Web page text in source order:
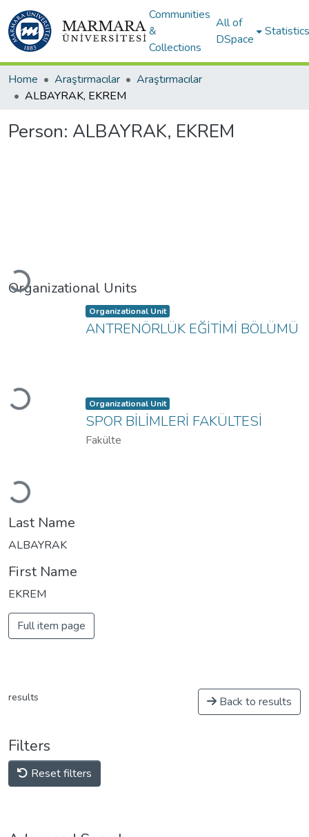
Communities
&
Collections
All of
DSpace
Statistics
Home Araştırmacılar
Araştırmacılar
ALBAYRAK, EKREM
Person: ALBAYRAK, EKREM
Loading...
Organizational Units
Loading...
Item type:
Organizational Unit ,
ANTRENÖRLÜK EĞİTİMİ BÖLÜMÜ
Loading...
Item type:
Organizational Unit ,
SPOR BİLİMLERİ FAKÜLTESİ
Fakülte
Last Name
ALBAYRAK
First Name
EKREM
Full item page
results Back to results
Filters
Reset filters